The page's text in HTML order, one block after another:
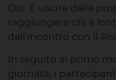
Dio. È uscire dalla
raggiungere chi è
dall’incontro con il
In seguito al primo
giornata, i